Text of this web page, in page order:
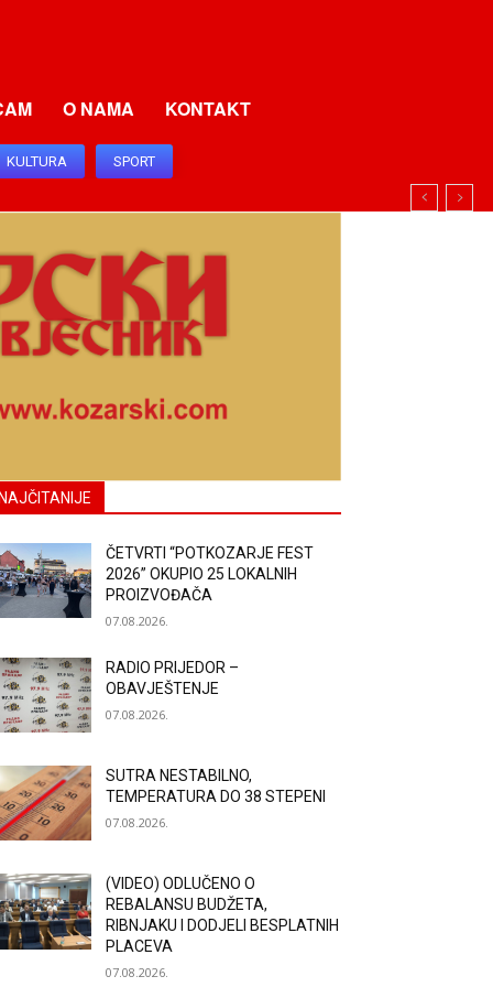
O NAMA KONTAKT
KULTURA SPORT
NAJČITANIJE
ČETVRTI “POTKOZARJE FEST
2026” OKUPIO 25 LOKALNIH
PROIZVOĐAČA
07.08.2026.
RADIO PRIJEDOR –
OBAVJEŠTENJE
07.08.2026.
SUTRA NESTABILNO,
TEMPERATURA DO 38 STEPENI
07.08.2026.
(VIDEO) ODLUČENO O
REBALANSU BUDŽETA,
RIBNJAKU I DODJELI BESPLATNIH
PLACEVA
07.08.2026.